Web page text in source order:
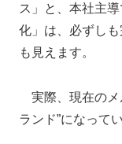
ス」と、本社主
化」は、必ずし
も見えます。
実際、現在のメ
ランド”になって